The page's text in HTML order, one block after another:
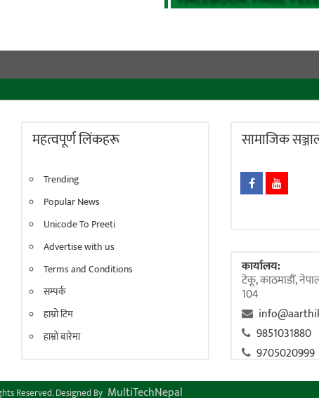
महत्वपूर्ण लिंकहरू
Trending
Popular News
Unicode To Preeti
Advertise with us
Terms and Conditions
सम्पर्क
हाम्रो टिम
हाम्रो बारेमा
सामाजिक
कार्यालय:
टेकू, काठमाडाैं,
104
9851031880
9705020999
Reserved. Designed By MultiTechNepal